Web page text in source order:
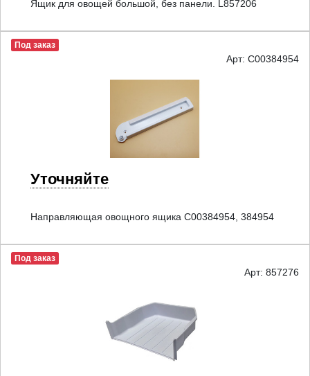
Ящик для овощей большой, без панели. L857206
Под заказ
Арт: C00384954
Уточняйте
Направляющая овощного ящика C00384954, 384954
Под заказ
Арт: 857276